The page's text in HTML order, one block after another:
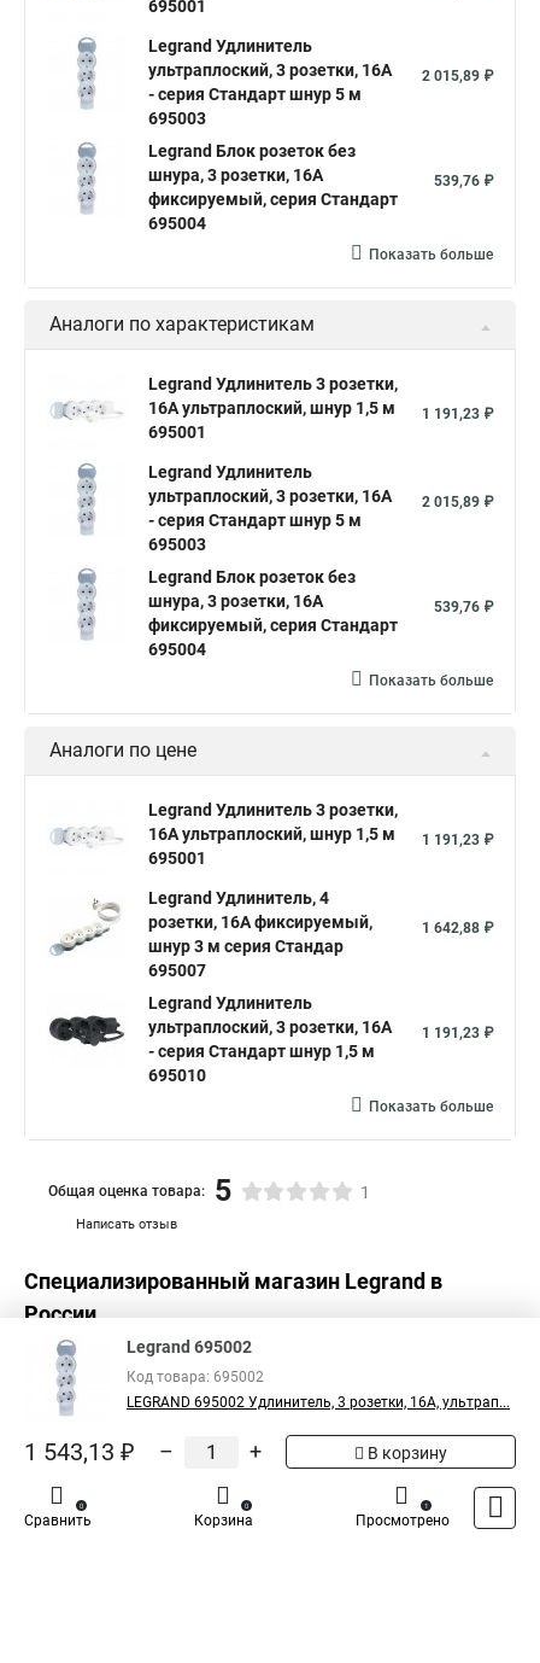
695001
Legrand Удлинитель
ультраплоский, 3 розетки, 16А
- серия Стандарт шнур 5 м
695003
2 015,89 ₽
Legrand Блок розеток без
шнура, 3 розетки, 16А
фиксируемый, серия Стандарт
695004
539,76 ₽
Показать больше
Аналоги по характеристикам
Legrand Удлинитель 3 розетки,
16А ультраплоский, шнур 1,5 м
695001
1 191,23 ₽
Legrand Удлинитель
ультраплоский, 3 розетки, 16А
- серия Стандарт шнур 5 м
695003
2 015,89 ₽
Legrand Блок розеток без
шнура, 3 розетки, 16А
фиксируемый, серия Стандарт
695004
539,76 ₽
Показать больше
Аналоги по цене
Legrand Удлинитель 3 розетки,
16А ультраплоский, шнур 1,5 м
695001
1 191,23 ₽
Legrand Удлинитель, 4
розетки, 16А фиксируемый,
шнур 3 м серия Стандар
695007
1 642,88 ₽
Legrand Удлинитель
ультраплоский, 3 розетки, 16А
- серия Стандарт шнур 1,5 м
695010
1 191,23 ₽
Показать больше
Написать отзыв
Общая оценка товара: 5 1
Специализированный магазин Legrand в
России
Legrand 695002
Код товара: 695002
LEGRAND 695002 Удлинитель, 3 розетки, 16А, ультрап...
1 543,13 ₽ – + В корзину
Сравнить
0
Корзина
0
Просмотрено
1